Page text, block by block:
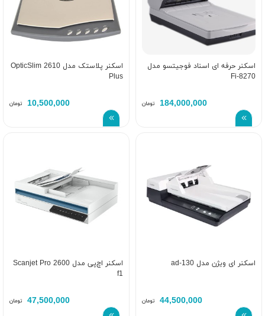
اسکنر حرفه ای اسناد فوجیتسو مدل
Fi-8270
184,000,000 تومان
اسکنر پلاستک مدل OpticSlim 2610
Plus
10,500,000 تومان
اسکنر ای ویژن مدل ad-130
44,500,000 تومان
اسکنر اچ‌پی مدل Scanjet Pro 2600
f1
47,500,000 تومان